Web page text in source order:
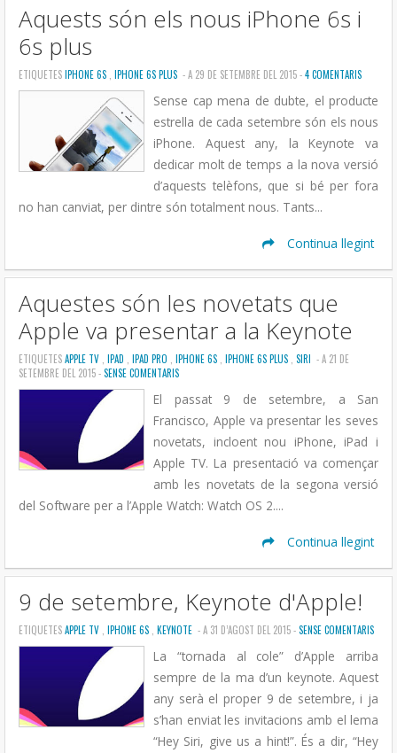
Aquests són els nous iPhone 6s i
6s plus
ETIQUETESIPHONE 6S , IPHONE 6S PLUS - A 29 DE SETEMBRE DEL 2015 -4 COMENTARIS
Sense cap mena de dubte, el producte
estrella de cada setembre són els nous
iPhone. Aquest any, la Keynote va
dedicar molt de temps a la nova versió
d’aquests telèfons, que si bé per fora
no han canviat, per dintre són totalment nous. Tants...
Continua llegint
Aquestes són les novetats que
Apple va presentar a la Keynote
ETIQUETESAPPLE TV , IPAD , IPAD PRO , IPHONE 6S , IPHONE 6S PLUS , SIRI - A 21 DE
SETEMBRE DEL 2015 -SENSE COMENTARIS
El passat 9 de setembre, a San
Francisco, Apple va presentar les seves
novetats, incloent nou iPhone, iPad i
Apple TV. La presentació va començar
amb les novetats de la segona versió
del Software per a l’Apple Watch: Watch OS 2....
Continua llegint
9 de setembre, Keynote d'Apple!
ETIQUETESAPPLE TV , IPHONE 6S , KEYNOTE - A 31 D’AGOST DEL 2015 -SENSE COMENTARIS
La “tornada al cole” d’Apple arriba
sempre de la ma d’un keynote. Aquest
any serà el proper 9 de setembre, i ja
s’han enviat les invitacions amb el lema
“Hey Siri, give us a hint!”. És a dir, “Hey